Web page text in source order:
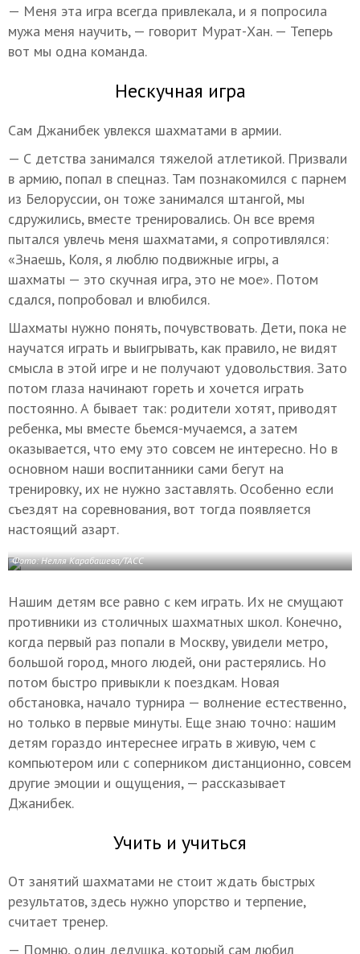
— Меня эта игра всегда привлекала, и я попросила
мужа меня научить, — говорит Мурат-Хан. — Теперь
вот мы одна команда.
Нескучная игра
Сам Джанибек увлекся шахматами в армии.
— С детства занимался тяжелой атлетикой. Призвали
в армию, попал в спецназ. Там познакомился с парнем
из Белоруссии, он тоже занимался штангой, мы
сдружились, вместе тренировались. Он все время
пытался увлечь меня шахматами, я сопротивлялся:
«Знаешь, Коля, я люблю подвижные игры, а
шахматы — это скучная игра, это не мое». Потом
сдался, попробовал и влюбился.
Шахматы нужно понять, почувствовать. Дети, пока не
научатся играть и выигрывать, как правило, не видят
смысла в этой игре и не получают удовольствия. Зато
потом глаза начинают гореть и хочется играть
постоянно. А бывает так: родители хотят, приводят
ребенка, мы вместе бьемся-мучаемся, а затем
оказывается, что ему это совсем не интересно. Но в
основном наши воспитанники сами бегут на
тренировку, их не нужно заставлять. Особенно если
съездят на соревнования, вот тогда появляется
настоящий азарт.
Фото: Нелля Карабашева/ТАСС
Нашим детям все равно с кем играть. Их не смущают
противники из столичных шахматных школ. Конечно,
когда первый раз попали в Москву, увидели метро,
большой город, много людей, они растерялись. Но
потом быстро привыкли к поездкам. Новая
обстановка, начало турнира — волнение естественно,
но только в первые минуты. Еще знаю точно: нашим
детям гораздо интереснее играть в живую, чем с
компьютером или с соперником дистанционно, совсем
другие эмоции и ощущения, — рассказывает
Джанибек.
Учить и учиться
От занятий шахматами не стоит ждать быстрых
результатов, здесь нужно упорство и терпение,
считает тренер.
— Помню, один дедушка, который сам любил